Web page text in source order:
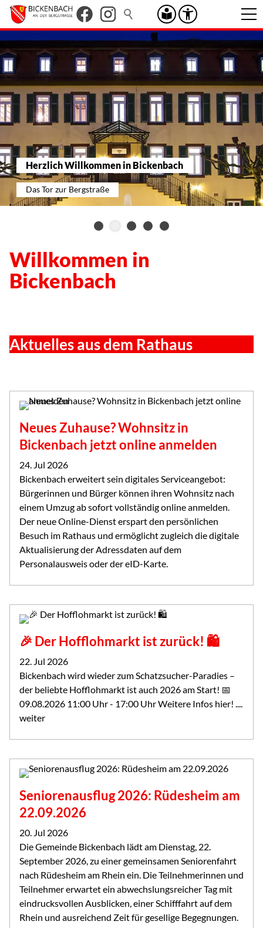
Herzlich Willkommen in Bickenbach
Das Tor zur Bergstraße
Willkommen in
Bickenbach
Aktuelles aus dem Rathaus
Neues Zuhause? Wohnsitz in
Bickenbach jetzt online anmelden
24. Jul 2026
Bickenbach erweitert sein digitales Serviceangebot:
Bürgerinnen und Bürger können ihren Wohnsitz nach
einem Umzug ab sofort vollständig online anmelden.
Der neue Online-Dienst erspart den persönlichen
Besuch im Rathaus und ermöglicht zugleich die digitale
Aktualisierung der Adressdaten auf dem
Personalausweis oder der eID-Karte.
🎉 Der Hofflohmarkt ist zurück! 🛍️
22. Jul 2026
Bickenbach wird wieder zum Schatzsucher-Paradies –
der beliebte Hofflohmarkt ist auch 2026 am Start! 📅
09.08.2026 11:00 Uhr - 17:00 Uhr Weitere Infos hier! ....
weiter
Seniorenausflug 2026: Rüdesheim am
22.09.2026
20. Jul 2026
Die Gemeinde Bickenbach lädt am Dienstag, 22.
September 2026, zu einer gemeinsamen Seniorenfahrt
nach Rüdesheim am Rhein ein. Die Teilnehmerinnen und
Teilnehmer erwartet ein abwechslungsreicher Tag mit
eindrucksvollen Ausblicken, einer Schifffahrt auf dem
Rhein und ausreichend Zeit für gesellige Begegnungen.